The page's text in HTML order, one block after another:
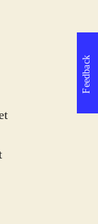
Feedback